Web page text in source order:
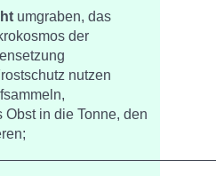
umgraben, das
der
nutzen
Obst in die Tonne, den